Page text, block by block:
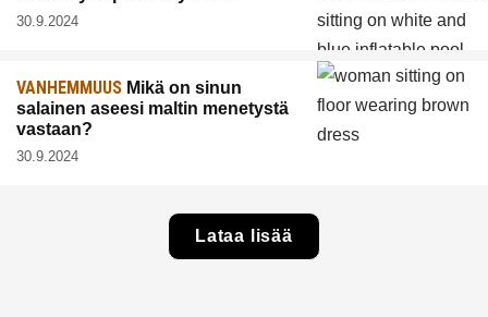
30.9.2024
VANHEMMUUS Mikä on sinun
salainen aseesi maltin menetystä
vastaan?
30.9.2024
Lataa lisää